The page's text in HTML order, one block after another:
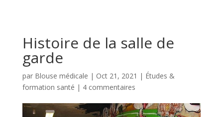
Histoire de la salle de
garde
par Blouse médicale | Oct 21, 2021 | Études &
formation santé | 4 commentaires